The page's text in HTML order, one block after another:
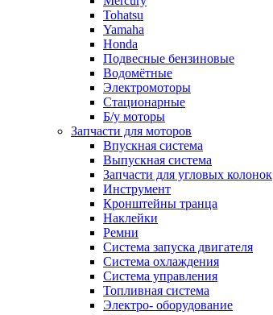
Tohatsu
Yamaha
Honda
Подвесные бензиновые
Водомётные
Электромоторы
Стационарные
Б/у моторы
Запчасти для моторов
Впускная система
Выпускная система
Запчасти для угловых колонок
Инструмент
Кронштейны транца
Наклейки
Ремни
Система запуска двигателя
Система охлаждения
Система управления
Топливная система
Электро- оборудование